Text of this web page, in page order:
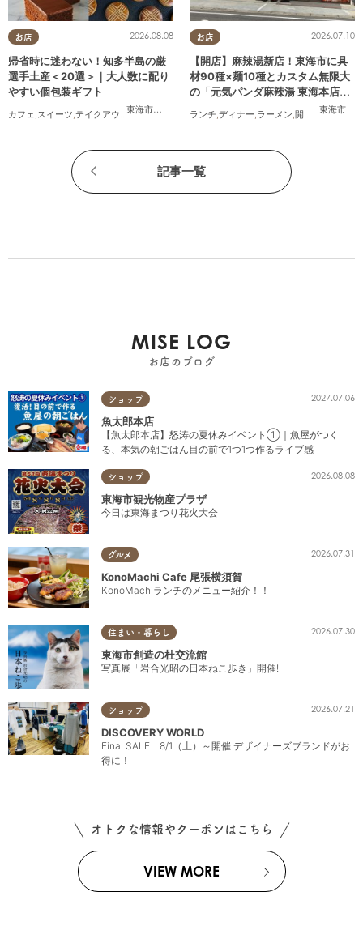
お店
東海市
,大府市 知多市, 東浦町, 阿久比町 ,半田市 常滑市,武豊
2026.08.08
帰省時に迷わない！知多半島の厳
選手土産＜20選＞｜大人数に配り
やすい個包装ギフト
カフェ,スイーツ,テイクアウト ,まとめ記事
お店
東海市
2026.07.10
【開店】麻辣湯新店！東海市に具
材90種×麺10種とカスタム無限大
の「元気パンダ麻辣湯 東海本店」
ランチ,ディナー,ラーメン,開店 夫婦,カッ
記事一覧
MISE LOG
お店のブログ
ショップ 2027.07.06
魚太郎本店
【魚太郎本店】怒涛の夏休みイベント①｜魚屋がつく
る、本気の朝ごはん目の前で1つ1つ作るライブ感
ショップ 2026.08.08
東海市観光物産プラザ
今日は東海まつり花火大会
グルメ 2026.07.31
KonoMachi Cafe 尾張横須賀
KonoMachiランチのメニュー紹介！！
住まい・暮らし 2026.07.30
東海市創造の杜交流館
写真展「岩合光昭の日本ねこ歩き」開催!
ショップ 2026.07.21
DISCOVERY WORLD
Final SALE 8/1（土）～開催 デザイナーズブランドがお
得に！
オトクな情報やクーポンはこちら
VIEW MORE